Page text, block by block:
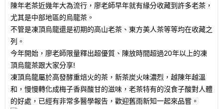
陳年老茶近幾年大為流行，廖老師早年就有緣分收藏到許多老茶，
尤其是中部地區的烏龍茶。
不管是凍頂烏龍還是初期的高山老茶、東方美人茶等等均在收藏之
列。
今年開始，廖老師限量釋出超優質、陳放時間超過20年以上的凍
頂烏龍茶跟大家分享!
凍頂烏龍屬於高發酵重焙火的茶，新茶炭火味濃烈，越陳年越溫
和，慢慢轉化成梅子香與酸甘的滋味，老茶特有的沒食子酸對人體
的好處，已經有非常多醫學報告，歡迎舊雨新知一起來品嘗。